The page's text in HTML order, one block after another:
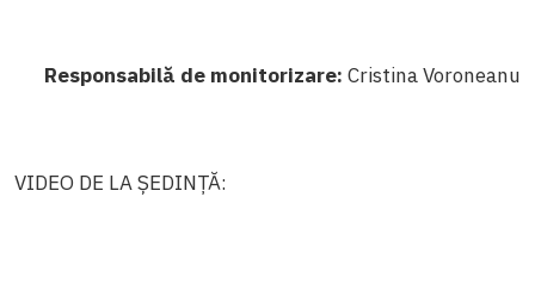
Responsabilă de monitorizare: Cristina Voroneanu
VIDEO DE LA ȘEDINȚĂ: